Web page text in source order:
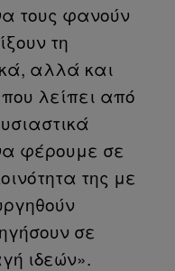
τους φανούν
τη
αλλά και
λείπει από
φέρουμε σε
της με
σε
ιδεών».